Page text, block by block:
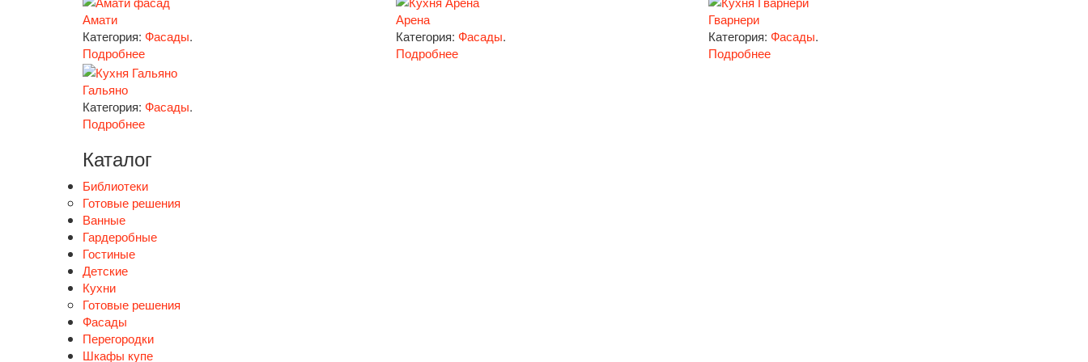
Амати
Категория: Фасады.
Подробнее
Арена
Категория: Фасады.
Подробнее
Гварнери
Категория:Фасады.
Подробнее
Гальяно
Категория: Фасады.
Подробнее
Каталог
Библиотеки
Готовые решения
Ванные
Гардеробные
Гостиные
Детские
Кухни
Готовые решения
Фасады
Перегородки
Шкафы купе